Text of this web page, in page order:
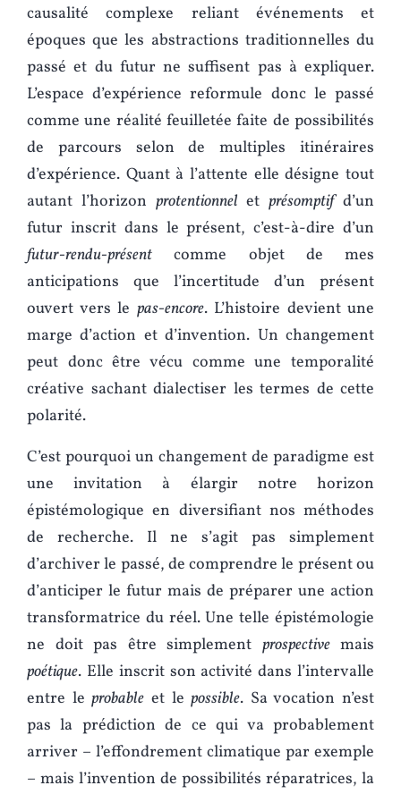
causalité complexe reliant événements et
époques que les abstractions traditionnelles du
passé et du futur ne suffisent pas à expliquer.
L’espace d’expérience reformule donc le passé
comme une réalité feuilletée faite de possibilités
de parcours selon de multiples itinéraires
d’expérience. Quant à l’attente elle désigne tout
autant l’horizon protentionnel etprésomptifd’un
futur inscrit dans le présent, c’est-à-dire d’un
futur-rendu-présent comme objet de mes
anticipations que l’incertitude d’un présent
ouvert vers le pas-encore. L’histoire devient une
marge d’action et d’invention. Un changement
peut donc être vécu comme une temporalité
créative sachant dialectiser les termes de cette
polarité.
C’est pourquoi un changement de paradigme est
une invitation à élargir notre horizon
épistémologique en diversifiant nos méthodes
de recherche. Il ne s’agit pas simplement
d’archiver le passé, de comprendre le présent ou
d’anticiper le futur mais de préparer une action
transformatrice du réel. Une telle épistémologie
ne doit pas être simplement prospectivemais
poétique. Elle inscrit son activité dans l’intervalle
entre leprobable et lepossible. Sa vocation n’est
pas la prédiction de ce qui va probablement
arriver – l’effondrement climatique par exemple
– mais l’invention de possibilités réparatrices, la